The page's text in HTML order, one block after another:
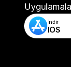
-Otomatik
İndir
IOS